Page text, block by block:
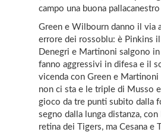
campo una buona
Green e Wilbourn danno il via
errore dei rossoblu: è Pinkins
Denegri e Martinoni salgono
fanno aggressivi in difesa e il
vicenda con Green e
non ci sta e le triple di Musso
gioco da tre punti subito dalla
segno dalla lunga distanza,
retina dei Tigers, ma Cesana